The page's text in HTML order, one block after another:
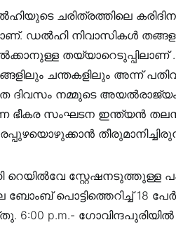
ചരിത്രത്തിലെ
ഡൽഹി നിവാസികൾ
ചന്തകളിലും അന്ന്
ദിവസം നമ്മുടെ അയൽരാജ്യം
ഭീകര സംഘടന ഇന്ത്യന്‍
സ്റ്റേഷനടുത്തുള്ള
പൊട്ടിത്തെറിച്ച് 18
6:00 p.m.- ഗോവിന്ദപുരിയിൽ